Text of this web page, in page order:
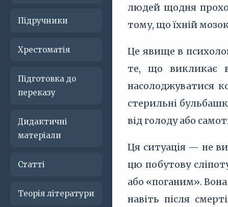
Підручники
Хрестоматія
Підготовка до
переказу
Дидактичні
матеріали
Статті
Теорія літератури
людей щодня
тому, що їхній
Це явище в
те, що викликає
насолоджуватися
стерильні
від голоду або
Ця ситуація — не
цю побутову
або «поганим».
навіть після